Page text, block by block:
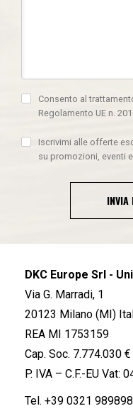
Consento al
Regolamento UE n.
Iscrivimi alle offerte
su promozioni, eventi
INVIA
DKC Europe Srl -
Via G. Marradi, 1
20123 Milano (MI)
REA MI 1753159
Cap. Soc. 7.774.030
P. IVA – C.F.-EU Vat:
Tel. +39 0321 989898